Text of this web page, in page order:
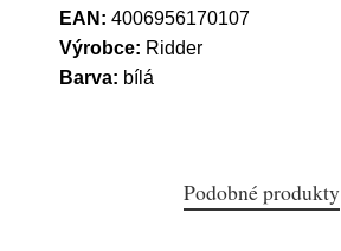
EAN: 4006956170107
Výrobce: Ridder
Barva: bílá
Podobné produkty